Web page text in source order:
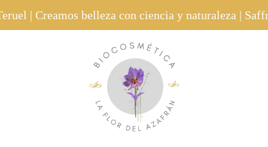
| Creamos belleza con ciencia y naturaleza |